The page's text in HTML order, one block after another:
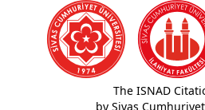
The ISNAD
by Sivas